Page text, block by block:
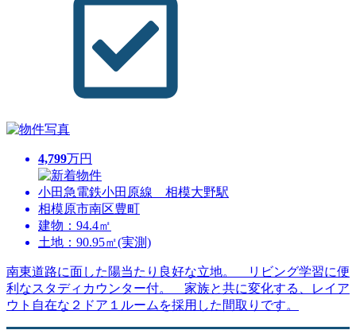
4,799万円
小田急電鉄小田原線 相模大野駅
相模原市南区豊町
建物：94.4㎡
土地：90.95㎡(実測)
南東道路に面した陽当たり良好な立地。 リビング学習に便
利なスタディカウンター付。 家族と共に変化する、レイア
ウト自在な２ドア１ルームを採用した間取りです。